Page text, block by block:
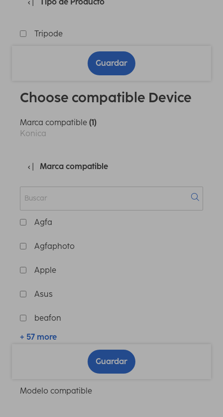
Tripode
Guardar
Choose compatible Device
Marca compatible (1)
Konica
Marca compatible
Agfa
Agfaphoto
Apple
Asus
beafon
+ 57 more
Guardar
Modelo compatible